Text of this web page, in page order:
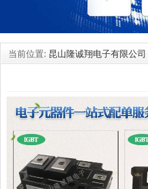
当前位置: 昆山隆诚翔电子有限公司